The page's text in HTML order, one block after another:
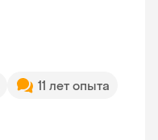
11 лет опыта